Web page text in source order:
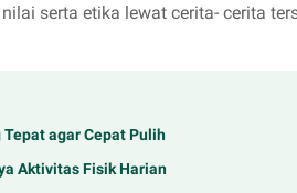
serta etika lewat cerita- cerita
agar Cepat Pulih
Aktivitas Fisik Harian